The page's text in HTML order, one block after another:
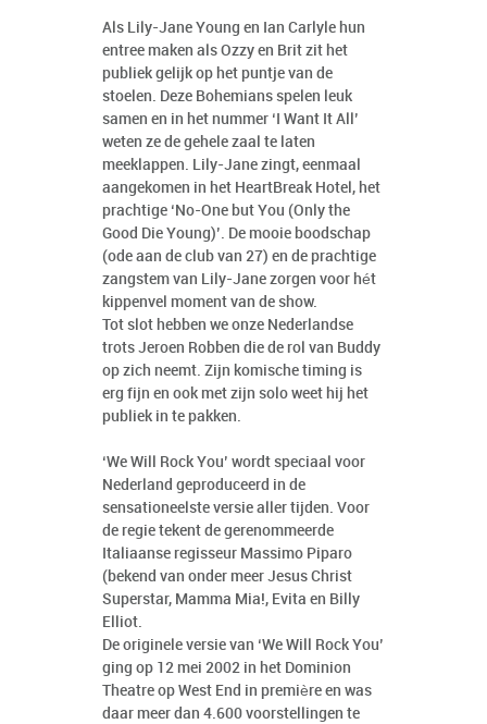
Als Lily-Jane Young en Ian Carlyle hun
entree maken als Ozzy en Brit zit het
publiek gelijk op het puntje van de
stoelen. Deze Bohemians spelen leuk
samen en in het nummer ‘I Want It All’
weten ze de gehele zaal te laten
meeklappen. Lily-Jane zingt, eenmaal
aangekomen in het HeartBreak Hotel, het
prachtige ‘No-One but You (Only the
Good Die Young)’. De mooie boodschap
(ode aan de club van 27) en de prachtige
zangstem van Lily-Jane zorgen voor hét
kippenvel moment van de show.
Tot slot hebben we onze Nederlandse
trots Jeroen Robben die de rol van Buddy
op zich neemt. Zijn komische timing is
erg fijn en ook met zijn solo weet hij het
publiek in te pakken.
‘We Will Rock You’ wordt speciaal voor
Nederland geproduceerd in de
sensationeelste versie aller tijden. Voor
de regie tekent de gerenommeerde
Italiaanse regisseur Massimo Piparo
(bekend van onder meer Jesus Christ
Superstar, Mamma Mia!, Evita en Billy
Elliot.
De originele versie van ‘We Will Rock You’
ging op 12 mei 2002 in het Dominion
Theatre op West End in première en was
daar meer dan 4.600 voorstellingen te